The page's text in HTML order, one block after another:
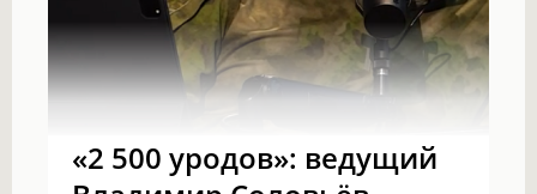
«2 500 уродов»: ведущий